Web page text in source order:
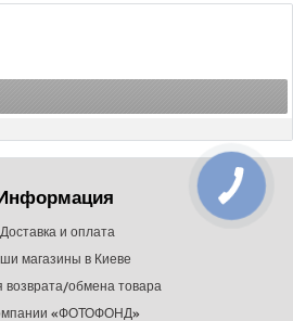
Доставка и оплата
магазины в Киеве
возврата/обмена товара
«ФОТОФОНД»